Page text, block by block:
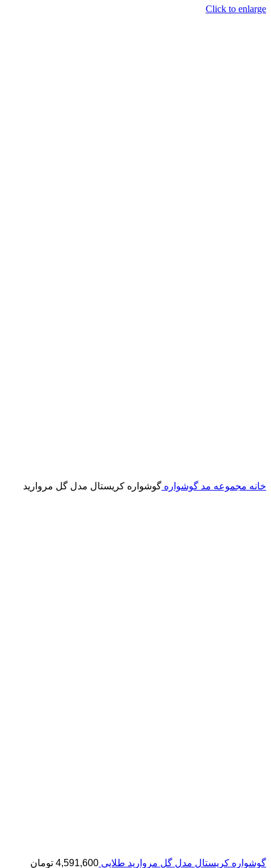
Click to enlarge
خانه مجموعه مد گوشواره گوشواره کریستال مدل گل مروارید
گوشواره کریستال مدل گل مروارید طلایی 4,591,600 تومان